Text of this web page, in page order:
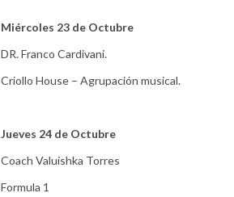
Miércoles 23 de Octubre
DR. Franco Cardivani.
Criollo House – Agrupación musical.
Jueves 24 de Octubre
Coach Valuishka Torres
Formula 1